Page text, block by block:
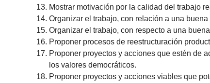
Mostrar motivación por la calidad del trabajo
Organizar el trabajo, con relación a una
Organizar el trabajo, con respecto a una
Proponer procesos de reestructuración
Proponer proyectos y acciones que estén de
los valores democráticos.
Proponer proyectos y acciones viables que